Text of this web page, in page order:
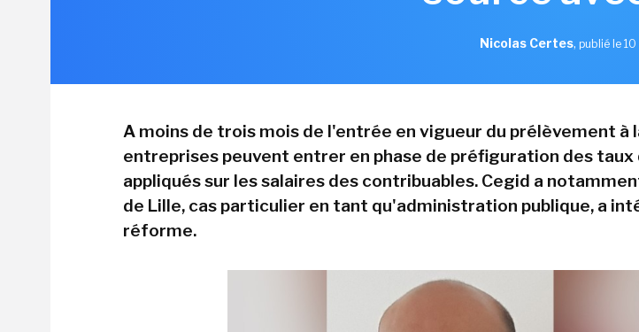
Nicolas Certes, publié le
A moins de trois mois de l'entrée en vigueur du prélèvement à
entreprises peuvent entrer en phase de préfiguration des taux
appliqués sur les salaires des contribuables. Cegid a
de Lille, cas particulier en tant qu'administration publique, a
réforme.